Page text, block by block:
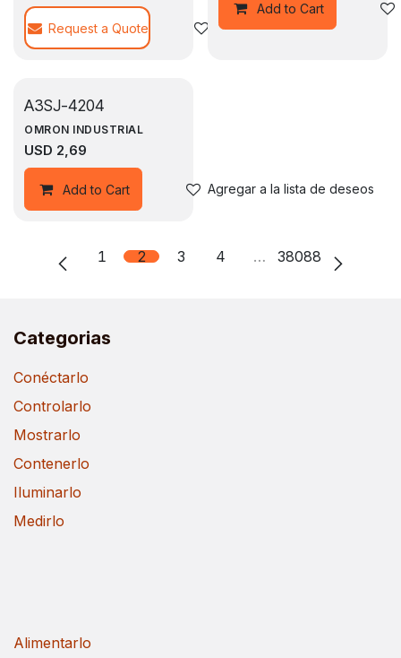
Request a Quote Agregar a la lista de deseos
Add to Cart
A3SJ-4204
OMRON INDUSTRIAL
USD 2,69
Add to Cart Agregar a la lista de deseos
1 2 3 4 … 38088
Categorias
Conéctarlo
Controlarlo
Mostrarlo
Contenerlo
Iluminarlo
Medirlo
Alimentarlo